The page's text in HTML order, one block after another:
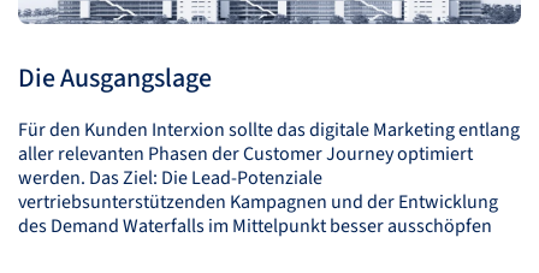
Die Ausgangslage
Für den Kunden Interxion sollte das digitale Marketing entlang
aller relevanten Phasen der Customer Journey optimiert
werden. Das Ziel: Die Lead-Potenziale
vertriebsunterstützenden Kampagnen und der Entwicklung
des Demand Waterfalls im Mittelpunkt besser ausschöpfen